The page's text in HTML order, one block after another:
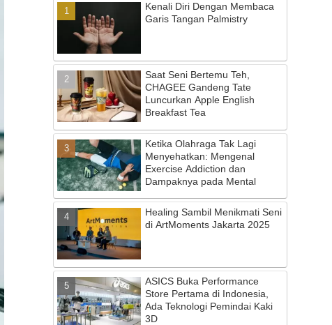
Kenali Diri Dengan Membaca
Garis Tangan Palmistry
Saat Seni Bertemu Teh,
CHAGEE Gandeng Tate
Luncurkan Apple English
Breakfast Tea
Ketika Olahraga Tak Lagi
Menyehatkan: Mengenal
Exercise Addiction dan
Dampaknya pada Mental
Healing Sambil Menikmati Seni
di ArtMoments Jakarta 2025
ASICS Buka Performance
Store Pertama di Indonesia,
Ada Teknologi Pemindai Kaki
3D